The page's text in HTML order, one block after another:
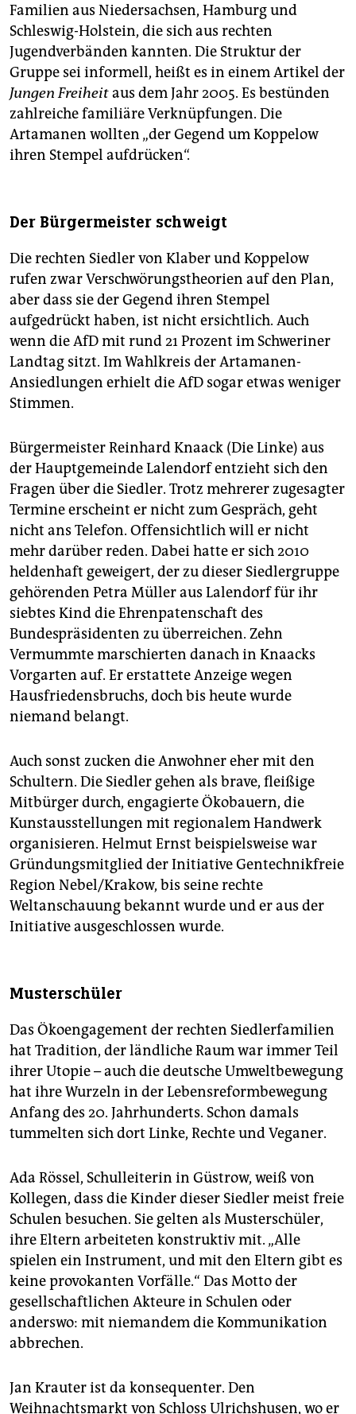
Familien aus Niedersachsen, Hamburg und
Schleswig-Holstein, die sich aus rechten
Jugendverbänden kannten. Die Struktur der
Gruppe sei informell, heißt es in einem Artikel der
Jungen Freiheitaus dem Jahr 2005. Es bestünden
zahlreiche familiäre Verknüpfungen. Die
Artamanen wollten „der Gegend um Koppelow
ihren Stempel aufdrücken“.
Der Bürgermeister schweigt
Die rechten Siedler von Klaber und Koppelow
rufen zwar Verschwörungstheorien auf den Plan,
aber dass sie der Gegend ihren Stempel
aufgedrückt haben, ist nicht ersichtlich. Auch
wenn die AfD mit rund 21 Prozent im Schweriner
Landtag sitzt. Im Wahlkreis der Artamanen-
Ansiedlungen erhielt die AfD sogar etwas weniger
Stimmen.
Bürgermeister Reinhard Knaack (Die Linke) aus
der Hauptgemeinde Lalendorf entzieht sich den
Fragen über die Siedler. Trotz mehrerer zugesagter
Termine erscheint er nicht zum Gespräch, geht
nicht ans Telefon. Offensichtlich will er nicht
mehr darüber reden. Dabei hatte er sich 2010
heldenhaft geweigert, der zu dieser Siedlergruppe
gehörenden Petra Müller aus Lalendorf für ihr
siebtes Kind die Ehrenpatenschaft des
Bundespräsidenten zu überreichen. Zehn
Vermummte marschierten danach in Knaacks
Vorgarten auf. Er erstattete Anzeige wegen
Hausfriedensbruchs, doch bis heute wurde
niemand belangt.
Auch sonst zucken die Anwohner eher mit den
Schultern. Die Siedler gehen als brave, fleißige
Mitbürger durch, engagierte Ökobauern, die
Kunstausstellungen mit regionalem Handwerk
organisieren. Helmut Ernst beispielsweise war
Gründungsmitglied der Initiative Gentechnikfreie
Region Nebel/Krakow, bis seine rechte
Weltanschauung bekannt wurde und er aus der
Initiative ausgeschlossen wurde.
Musterschüler
Das Ökoengagement der rechten Siedlerfamilien
hat Tradition, der ländliche Raum war immer Teil
ihrer Utopie – auch die deutsche Umweltbewegung
hat ihre Wurzeln in der Lebensreformbewegung
Anfang des 20. Jahrhunderts. Schon damals
tummelten sich dort Linke, Rechte und Veganer.
Ada Rössel, Schulleiterin in Güstrow, weiß von
Kollegen, dass die Kinder dieser Siedler meist freie
Schulen besuchen. Sie gelten als Musterschüler,
ihre Eltern arbeiteten konstruktiv mit. „Alle
spielen ein Instrument, und mit den Eltern gibt es
keine provokanten Vorfälle.“ Das Motto der
gesellschaftlichen Akteure in Schulen oder
anderswo: mit niemandem die Kommunikation
abbrechen.
Jan Krauter ist da konsequenter. Den
Weihnachtsmarkt von Schloss Ulrichshusen, wo er